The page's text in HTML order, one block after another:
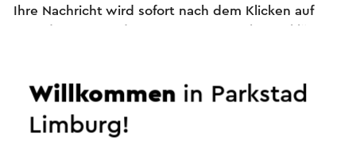
Die ersten Soldaten wurden im November 1944
und Maas starben. Später folgten weitere Gräber.
der Minenräumung an der Grenze zu Deutschland
Ihre Nachricht wird sofort nach dem Klicken auf
Name
Willkommen in Parkstad
Limburg!